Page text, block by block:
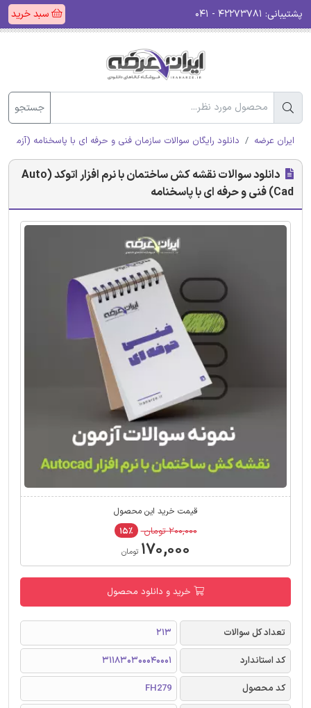
پشتیبانی: سبد خرید
جستجو
ایران عرضه دانلود رایگان سوالات سازمان فنی و حرفه ای با پاسخنامه (آزمون
دانلود سوالات نقشه کش ساختمان با نرم افزار اتوکد (Auto
Cad) فنی و حرفه ای با پاسخنامه
قیمت خرید این محصول
۲۰۰,۰۰۰ تومان ۱۵٪
۱۷۰,۰۰۰ تومان
خرید و دانلود محصول
تعداد کل سوالات
213
کد استاندارد
311830300040001
کد محصول
FH279